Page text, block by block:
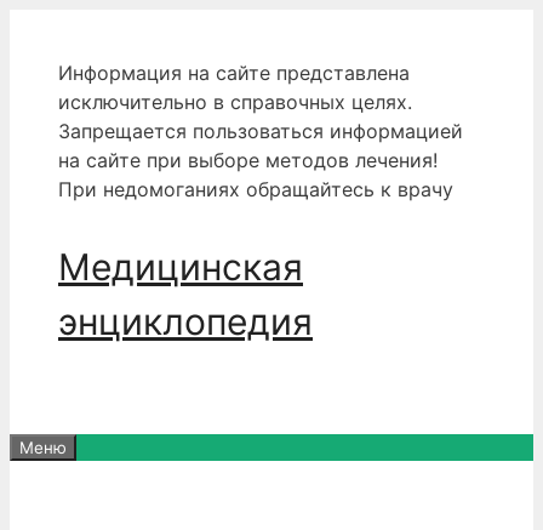
содержимому
Информация на сайте представлена
исключительно в справочных целях.
Запрещается пользоваться информацией
на сайте при выборе методов лечения!
При недомоганиях обращайтесь к врачу
Медицинская
энциклопедия
Меню